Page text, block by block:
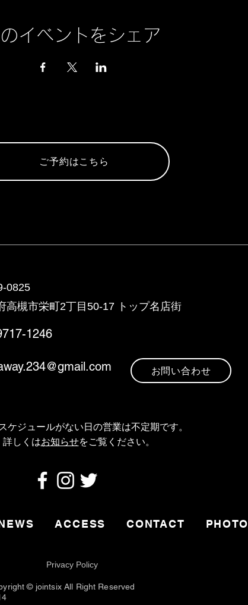
イベントをシェア
ご予約はこちら
0825
高槻市栄町2丁目50-17 トップ名店街
1246
お問い合わせ
ケジュールがない日の営業は不定期です。
​詳しくはお知らせをご覧ください。
ACCESS CONTACT PHOTO
Privacy Policy
© jointsix All Right Reserved